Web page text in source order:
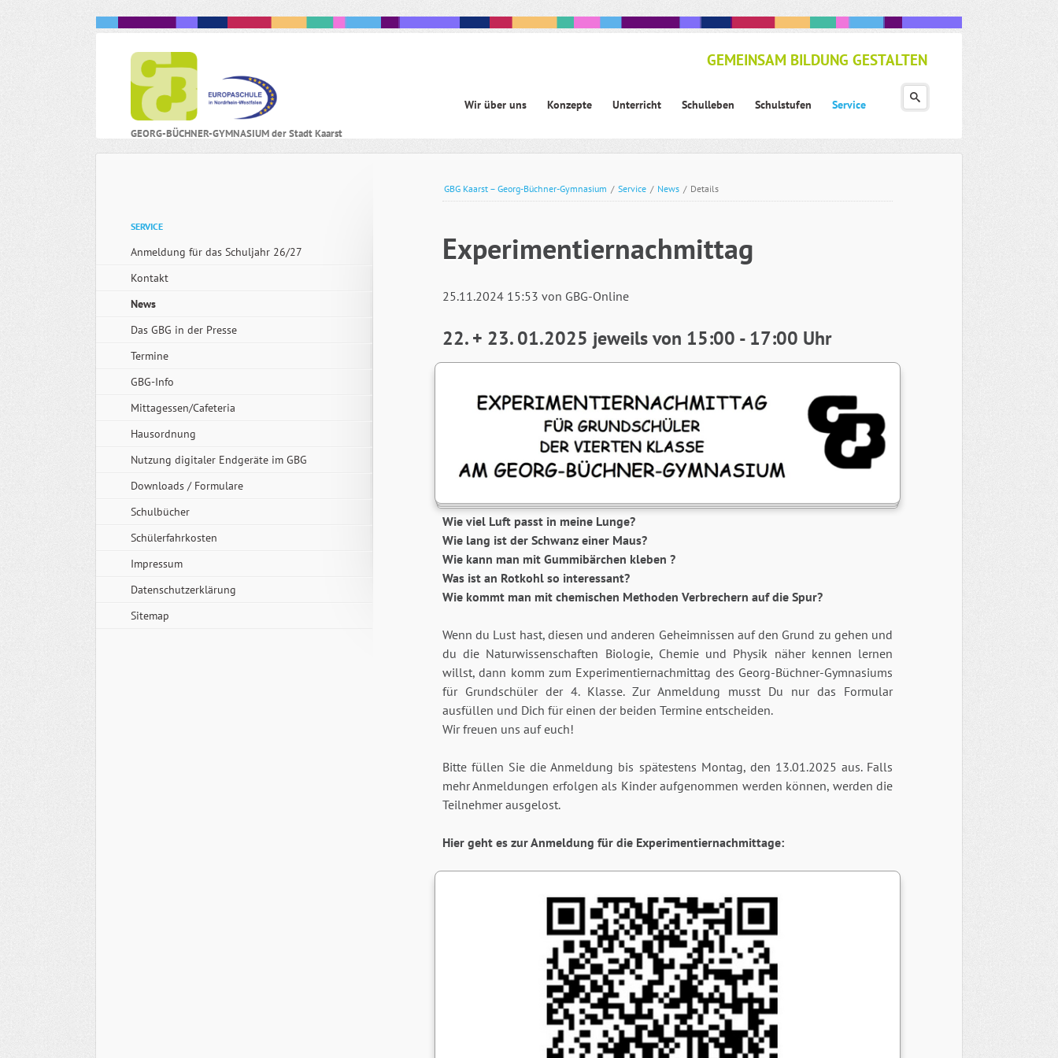
GEORG-BÜCHNER-GYMNASIUM der Stadt Kaarst
Navigation
Wir über uns Konzepte Unterricht Schulleben Schulstufen Service
Navigation
GEMEINSAM BILDUNG GESTALTEN
GBG Kaarst – Georg-Büchner-Gymnasium / Service / News / Details
Experimentiernachmittag
25.11.2024 15:53 von GBG-Online
22. + 23. 01.2025 jeweils von 15:00 - 17:00 Uhr
Wie viel Luft passt in meine Lunge?
Wie lang ist der Schwanz einer Maus?
Wie kann man mit Gummibärchen kleben ?
Was ist an Rotkohl so interessant?
Wie kommt man mit chemischen Methoden Verbrechern aufdie Spur?
Wenn du Lust hast, diesen und anderen Geheimnissen auf den Grund zu gehen und
du die Naturwissenschaften Biologie, Chemie und Physik näher kennen lernen
willst, dann komm zum Experimentiernachmittag des Georg-Büchner-Gymnasiums
für Grundschüler der 4. Klasse. Zur Anmeldung musst Du nur das Formular
ausfüllen und Dich für einen der beiden Termine entscheiden.
Wir freuen uns auf euch!
Bitte füllen Sie die Anmeldung bis spätestens Montag, den 13.01.2025 aus. Falls
mehr Anmeldungen erfolgen als Kinder aufgenommen werden können, werden die
Teilnehmer ausgelost.
Hier geht es zur Anmeldung für die Experimentiernachmittage:
Navigation
SERVICE
Anmeldung für das Schuljahr 26/27
Kontakt
News
Das GBG in der Presse
Termine
GBG-Info
Mittagessen/Cafeteria
Hausordnung
Nutzung digitaler Endgeräte im GBG
Downloads / Formulare
Schulbücher
Schülerfahrkosten
Impressum
Datenschutzerklärung
Sitemap